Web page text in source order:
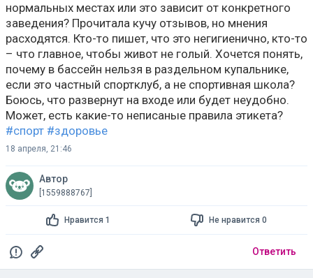
нормальных местах или это зависит от конкретного
заведения? Прочитала кучу отзывов, но мнения
расходятся. Кто-то пишет, что это негигиенично, кто-то
– что главное, чтобы живот не голый. Хочется понять,
почему в бассейн нельзя в раздельном купальнике,
если это частный спортклуб, а не спортивная школа?
Боюсь, что развернут на входе или будет неудобно.
Может, есть какие-то неписаные правила этикета?
#спорт #здоровье
18 апреля, 21:46
Автор
[1559888767]
Нравится 1 Не нравится 0
Ответить